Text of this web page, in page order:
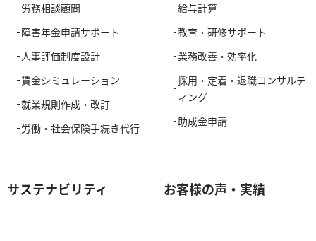
労務相談顧問
障害年金申請サポート
人事評価制度設計
賃金シミュレーション
就業規則作成・改訂
労働・社会保険手続き代行
給与計算
教育・研修サポート
業務改善・効率化
採用・定着・退職コンサルテ
ィング
助成金申請
サステナビリティ お客様の声・実績